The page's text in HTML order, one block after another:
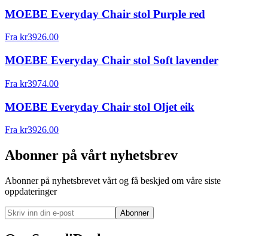
MOEBE Everyday Chair stol Purple red
Fra kr3926.00
MOEBE Everyday Chair stol Soft lavender
Fra kr3974.00
MOEBE Everyday Chair stol Oljet eik
Fra kr3926.00
Abonner på vårt nyhetsbrev
Abonner på nyhetsbrevet vårt og få beskjed om våre siste
oppdateringer
Abonner